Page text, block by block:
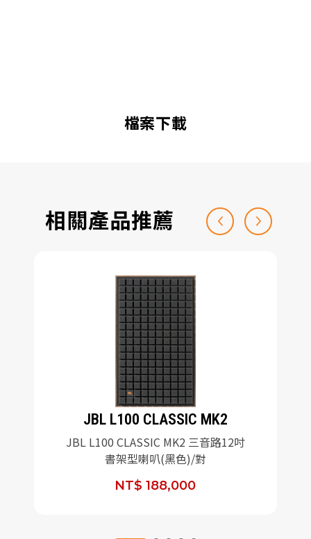
檔案下載
相關產品推薦
JBL L100 CLASSIC MK2
JBL L100 CLASSIC MK2 三音路12吋
書架型喇叭(黑色)/對
NT$ 188,000